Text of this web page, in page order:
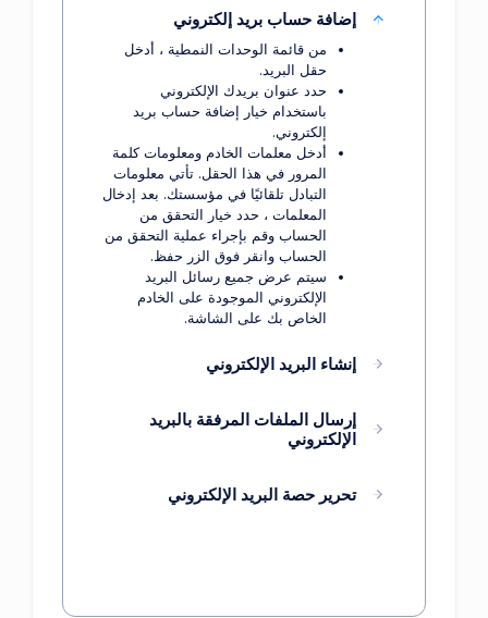
إضافة حساب بريد إلكتروني
من قائمة الوحدات النمطية ، أدخل
حقل البريد.
حدد عنوان بريدك الإلكتروني
باستخدام خيار إضافة حساب بريد
إلكتروني.
أدخل معلمات الخادم ومعلومات كلمة
المرور في هذا الحقل. تأتي معلومات
التبادل تلقائيًا في مؤسستك. بعد إدخال
المعلمات ، حدد خيار التحقق من
الحساب وقم بإجراء عملية التحقق من
الحساب وانقر فوق الزر حفظ.
سيتم عرض جميع رسائل البريد
الإلكتروني الموجودة على الخادم
الخاص بك على الشاشة.
إنشاء البريد الإلكتروني
إرسال الملفات المرفقة بالبريد
الإلكتروني
تحرير حصة البريد الإلكتروني